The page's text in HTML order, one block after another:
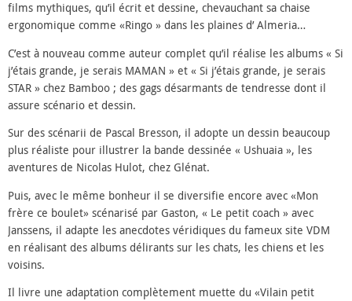
films mythiques, qu’il écrit et dessine, chevauchant sa chaise
ergonomique comme «Ringo » dans les plaines d’ Almeria…
C’est à nouveau comme auteur complet qu’il réalise les albums « Si
j’étais grande, je serais MAMAN » et « Si j’étais grande, je serais
STAR » chez Bamboo ; des gags désarmants de tendresse dont il
assure scénario et dessin.
Sur des scénarii de Pascal Bresson, il adopte un dessin beaucoup
plus réaliste pour illustrer la bande dessinée « Ushuaia », les
aventures de Nicolas Hulot, chez Glénat.
Puis, avec le même bonheur il se diversifie encore avec «Mon
frère ce boulet» scénarisé par Gaston, « Le petit coach » avec
Janssens, il adapte les anecdotes véridiques du fameux site VDM
en réalisant des albums délirants sur les chats, les chiens et les
voisins.
Il livre une adaptation complètement muette du «Vilain petit